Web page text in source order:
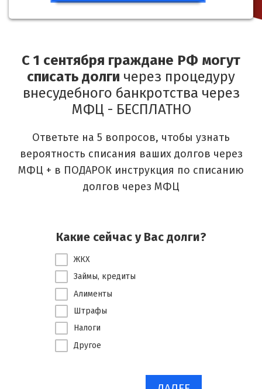
С 1 сентября граждане РФ могут
списать долги через процедуру
внесудебного банкротства через
МФЦ - БЕСПЛАТНО
Ответьте на 5 вопросов, чтобы узнать
вероятность списания ваших долгов через
МФЦ + в ПОДАРОК инструкция по списанию
долгов через МФЦ
Какие сейчас у Вас долги?
ЖКХ
Займы, кредиты
Алименты
Штрафы
Налоги
Другое